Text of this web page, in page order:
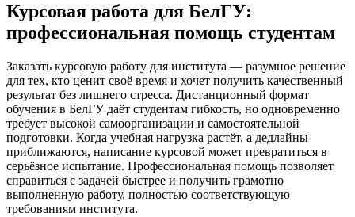
Курсовая работа для БелГУ:
профессиональная помощь студентам
Заказать курсовую работу для института — разумное решение
для тех, кто ценит своё время и хочет получить качественный
результат без лишнего стресса. Дистанционный формат
обучения в БелГУ даёт студентам гибкость, но одновременно
требует высокой самоорганизации и самостоятельной
подготовки. Когда учебная нагрузка растёт, а дедлайны
приближаются, написание курсовой может превратиться в
серьёзное испытание. Профессиональная помощь позволяет
справиться с задачей быстрее и получить грамотно
выполненную работу, полностью соответствующую
требованиям института.